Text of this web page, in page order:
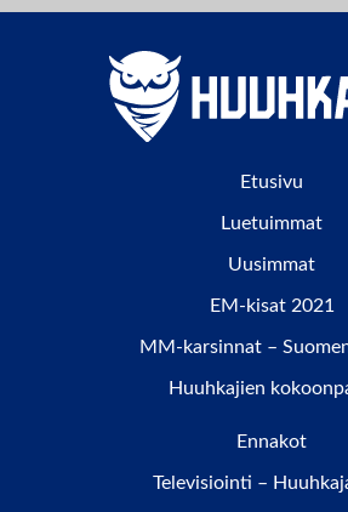
Etusivu
Luetuimmat
Uusimmat
EM-kisat 2021
MM-karsinnat –
Huuhkajien
Ennakot
Televisiointi –